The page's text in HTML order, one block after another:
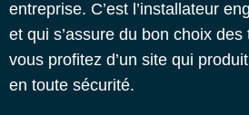
entreprise. C’est l’installateur
et qui s’assure du bon choix
vous profitez d’un site qui
en toute sécurité.